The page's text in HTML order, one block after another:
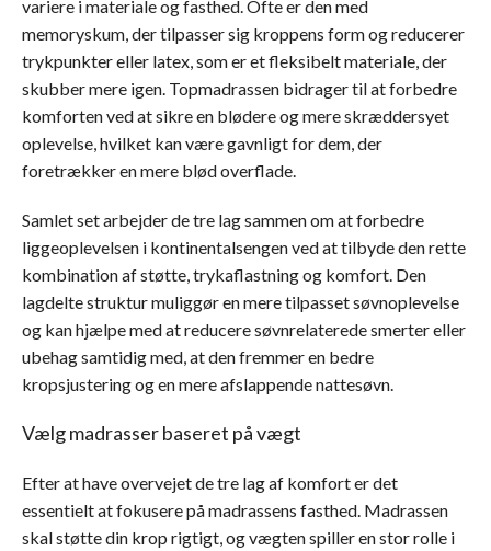
variere i materiale og fasthed. Ofte er den med
memoryskum, der tilpasser sig kroppens form og reducerer
trykpunkter eller latex, som er et fleksibelt materiale, der
skubber mere igen. Topmadrassen bidrager til at forbedre
komforten ved at sikre en blødere og mere skræddersyet
oplevelse, hvilket kan være gavnligt for dem, der
foretrækker en mere blød overflade.
Samlet set arbejder de tre lag sammen om at forbedre
liggeoplevelsen i kontinentalsengen ved at tilbyde den rette
kombination af støtte, trykaflastning og komfort. Den
lagdelte struktur muliggør en mere tilpasset søvnoplevelse
og kan hjælpe med at reducere søvnrelaterede smerter eller
ubehag samtidig med, at den fremmer en bedre
kropsjustering og en mere afslappende nattesøvn.
Vælg madrasser baseret på vægt
Efter at have overvejet de tre lag af komfort er det
essentielt at fokusere på madrassens fasthed. Madrassen
skal støtte din krop rigtigt, og vægten spiller en stor rolle i